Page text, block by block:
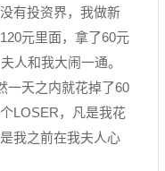
有投资界，我做新
元里面，拿了60元
人和我大闹一通。
一天之内就花掉了60
LOSER，凡是我花
我之前在我夫人心